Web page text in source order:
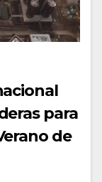
para
de